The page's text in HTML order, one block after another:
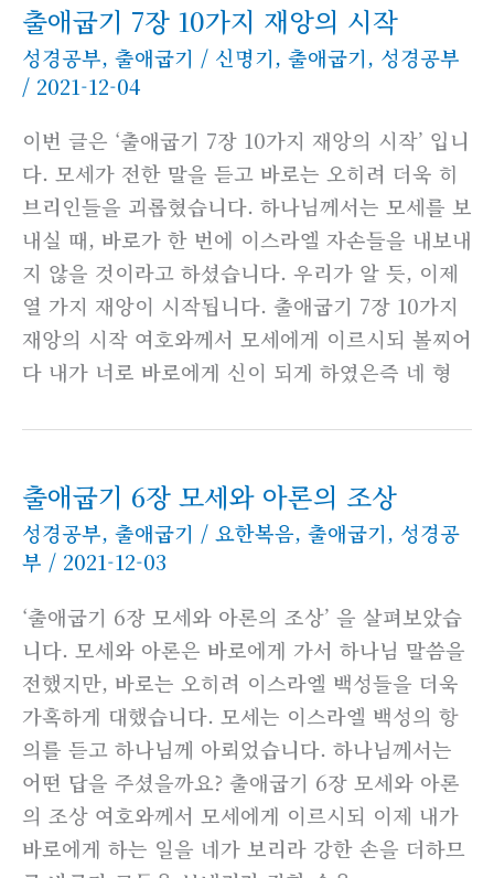
출애굽기 7장 10가지 재앙의 시작
성경공부, 출애굽기 / 신명기, 출애굽기, 성경공부
/ 2021-12-04
이번 글은 ‘출애굽기 7장 10가지 재앙의 시작’ 입니
다. 모세가 전한 말을 듣고 바로는 오히려 더욱 히
브리인들을 괴롭혔습니다. 하나님께서는 모세를 보
내실 때, 바로가 한 번에 이스라엘 자손들을 내보내
지 않을 것이라고 하셨습니다. 우리가 알 듯, 이제
열 가지 재앙이 시작됩니다. 출애굽기 7장 10가지
재앙의 시작 여호와께서 모세에게 이르시되 볼찌어
다 내가 너로 바로에게 신이 되게 하였은즉 네 형
출애굽기 6장 모세와 아론의 조상
성경공부, 출애굽기 / 요한복음, 출애굽기, 성경공
부 / 2021-12-03
‘출애굽기 6장 모세와 아론의 조상’ 을 살펴보았습
니다. 모세와 아론은 바로에게 가서 하나님 말씀을
전했지만, 바로는 오히려 이스라엘 백성들을 더욱
가혹하게 대했습니다. 모세는 이스라엘 백성의 항
의를 듣고 하나님께 아뢰었습니다. 하나님께서는
어떤 답을 주셨을까요? 출애굽기 6장 모세와 아론
의 조상 여호와께서 모세에게 이르시되 이제 내가
바로에게 하는 일을 네가 보리라 강한 손을 더하므